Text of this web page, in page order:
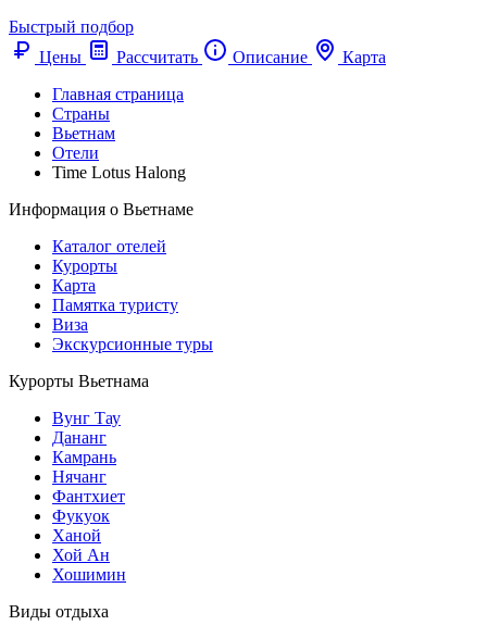
Быстрый подбор
Цены
Рассчитать Описание
Карта
Главная страница
Cтраны
Вьетнам
Отели
Time Lotus Halong
Информация о Вьетнаме
Каталог отелей
Курорты
Карта
Памятка туристу
Виза
Экскурсионные туры
Курорты Вьетнама
Вунг Тау
Дананг
Камрань
Нячанг
Фантхиет
Фукуок
Ханой
Хой Ан
Хошимин
Виды отдыха